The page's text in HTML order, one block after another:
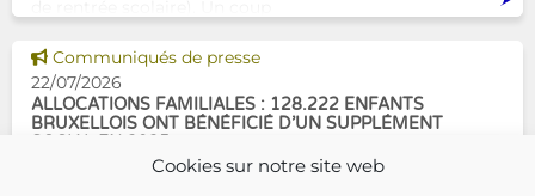
Cookies sur notre site web
commencer la
Voir cette news
Communiqués de presse
22/07/2026
ALLOCATIONS FAMILIALES : 128.222 ENFANTS
BRUXELLOIS ONT BÉNÉFICIÉ D’UN SUPPLÉMENT